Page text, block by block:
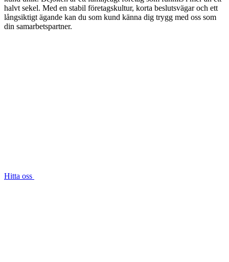
halvt sekel. Med en stabil företagskultur, korta beslutsvägar och ett
långsiktigt ägande kan du som kund känna dig trygg med oss som
din samarbetspartner.
Hitta oss